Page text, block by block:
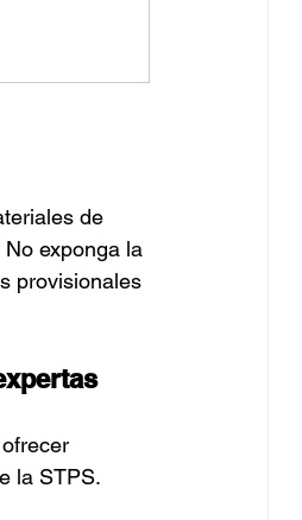
de
exponga la
provisionales
la STPS.